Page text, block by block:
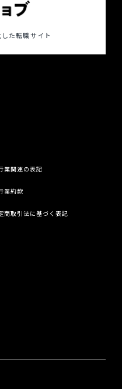
した転職サイト
業関連の表記
業約款
商取引法に基づく表記